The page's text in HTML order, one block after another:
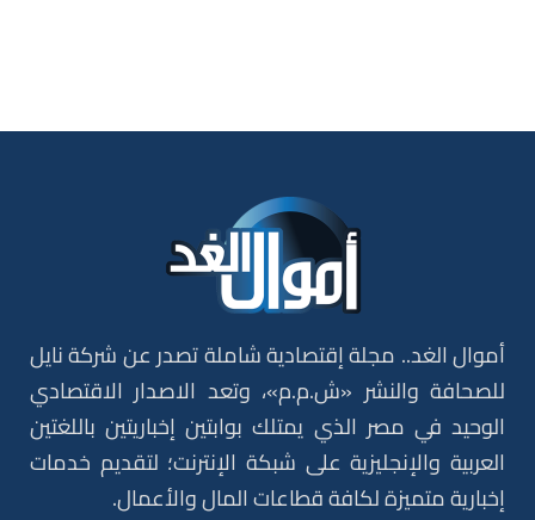
أموال الغد.. مجلة إقتصادية شاملة تصدر عن شركة نايل
للصحافة والنشر «ش.م.م»، وتعد الاصدار الاقتصادي
الوحيد في مصر الذي يمتلك بوابتين إخباريتين باللغتين
العربية والإنجليزية على شبكة الإنترنت؛ لتقديم خدمات
إخبارية متميزة لكافة قطاعات المال والأعمال.